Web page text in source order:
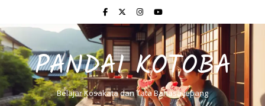
PANDAI KOTOBA
Belajar Kosakata dan Tata Bahasa Jepang